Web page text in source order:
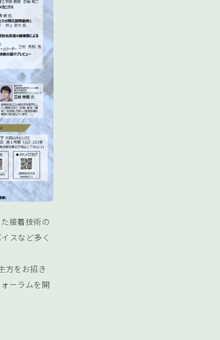
接着技術の
スなど多く
方をお招き
ーラムを開